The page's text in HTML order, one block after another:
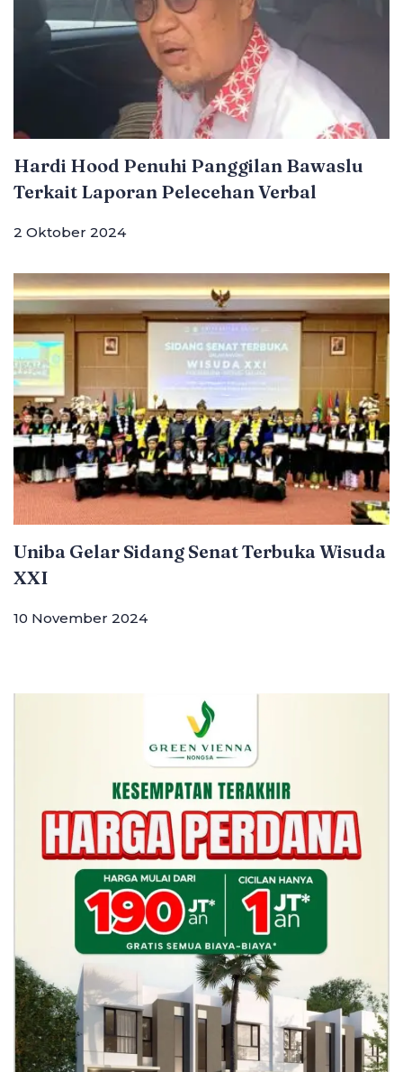
Hardi Hood Penuhi Panggilan Bawaslu
Terkait Laporan Pelecehan Verbal
2 Oktober 2024
Uniba Gelar Sidang Senat Terbuka Wisuda
XXI
10 November 2024